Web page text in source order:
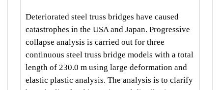
Deteriorated steel truss bridges have caused
catastrophes in the USA and Japan. Progressive
collapse analysis is carried out for three
continuous steel truss bridge models with a total
length of 230.0 m using large deformation and
elastic plastic analysis. The analysis is to clarify